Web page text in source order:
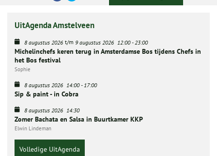
UitAgenda Amstelveen
8 augustus 2026 t/m 9 augustus 2026 12:00-23:00
Michelinchefs keren terug in Amsterdamse Bos tijdens Chefs in
het Bos festival
Sophie
8 augustus 2026 14:00-17:00
Sip & paint - in Cobra
8 augustus 2026 14:30
Zomer Bachata en Salsa in Buurtkamer KKP
Elwin Lindeman
Volledige UitAgenda